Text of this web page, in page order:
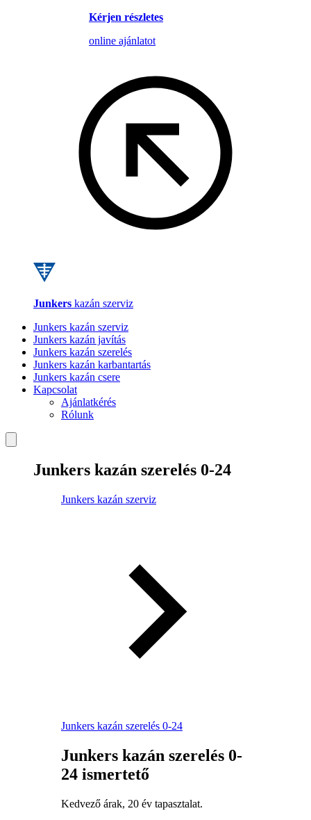
Kérjen részletes
online ajánlatot
Junkers kazán szerviz
Junkers kazán szerviz
Junkers kazán javítás
Junkers kazán szerelés
Junkers kazán karbantartás
Junkers kazán csere
Kapcsolat
Ajánlatkérés
Rólunk
Junkers kazán szerelés 0-24
Junkers kazán szerviz
Junkers kazán szerelés 0-24
Junkers kazán szerelés 0-
24 ismertető
Kedvező árak, 20 év tapasztalat.